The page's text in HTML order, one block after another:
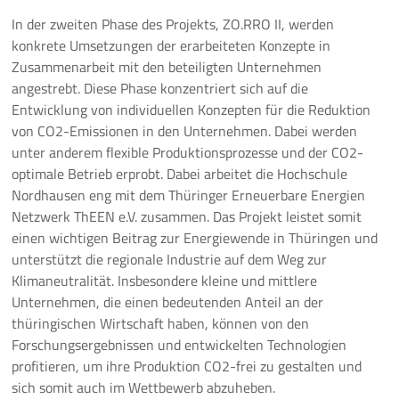
In der zweiten Phase des Projekts, ZO.RRO II, werden
konkrete Umsetzungen der erarbeiteten Konzepte in
Zusammenarbeit mit den beteiligten Unternehmen
angestrebt. Diese Phase konzentriert sich auf die
Entwicklung von individuellen Konzepten für die Reduktion
von CO2-Emissionen in den Unternehmen. Dabei werden
unter anderem flexible Produktionsprozesse und der CO2-
optimale Betrieb erprobt. Dabei arbeitet die Hochschule
Nordhausen eng mit dem Thüringer Erneuerbare Energien
Netzwerk ThEEN e.V. zusammen. Das Projekt leistet somit
einen wichtigen Beitrag zur Energiewende in Thüringen und
unterstützt die regionale Industrie auf dem Weg zur
Klimaneutralität. Insbesondere kleine und mittlere
Unternehmen, die einen bedeutenden Anteil an der
thüringischen Wirtschaft haben, können von den
Forschungsergebnissen und entwickelten Technologien
profitieren, um ihre Produktion CO2-frei zu gestalten und
sich somit auch im Wettbewerb abzuheben.